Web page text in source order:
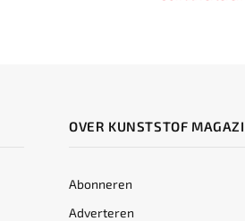
OVER KUNSTSTOF
Abonneren
Adverteren